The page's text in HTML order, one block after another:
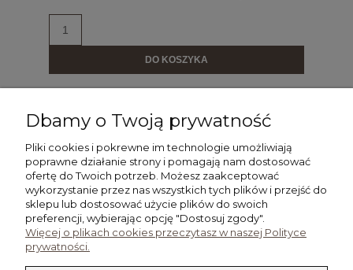
DO KOSZYKA
« 1 2 3 4 5 ... 10 »
POMOC
MOJE KONTO
Dbamy o Twoją prywatność
Pliki cookies i pokrewne im technologie umożliwiają
poprawne działanie strony i pomagają nam dostosować
ofertę do Twoich potrzeb. Możesz zaakceptować
wykorzystanie przez nas wszystkich tych plików i przejść do
sklepu lub dostosować użycie plików do swoich
preferencji, wybierając opcję "Dostosuj zgody".
Więcej o plikach cookies przeczytasz w naszej Polityce
prywatności.